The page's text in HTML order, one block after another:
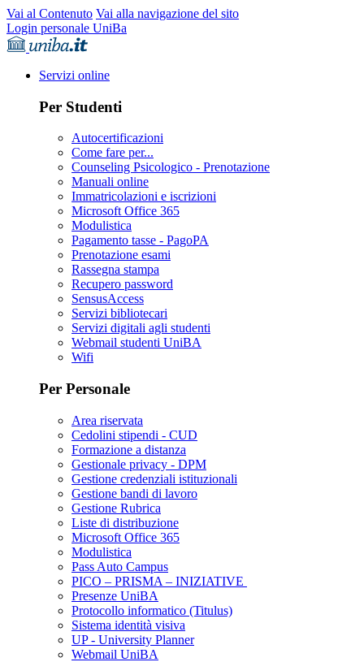
Vai al Contenuto Vai alla navigazione del sito
Login personale UniBa
Servizi online
Per Studenti
Autocertificazioni
Come fare per...
Counseling Psicologico - Prenotazione
Manuali online
Immatricolazioni e iscrizioni
Microsoft Office 365
Modulistica
Pagamento tasse - PagoPA
Prenotazione esami
Rassegna stampa
Recupero password
SensusAccess
Servizi bibliotecari
Servizi digitali agli studenti
Webmail studenti UniBA
Wifi
Per Personale
Area riservata
Cedolini stipendi - CUD
Formazione a distanza
Gestionale privacy - DPM
Gestione credenziali istituzionali
Gestione bandi di lavoro
Gestione Rubrica
Liste di distribuzione
Microsoft Office 365
Modulistica
Pass Auto Campus
PICO – PRISMA – INIZIATIVE
Presenze UniBA
Protocollo informatico (Titulus)
Sistema identità visiva
UP - University Planner
Webmail UniBA